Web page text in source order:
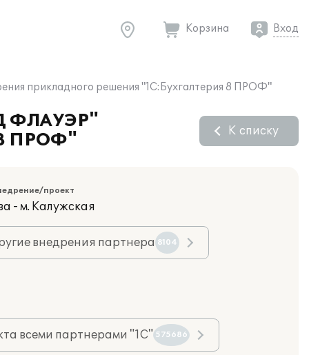
Корзина Вход
прикладного решения "1С:Бухгалтерия 8 ПРОФ"
ФЛАУЭР"
8 ПРОФ"
К списку
проект
- м. Калужская
внедрения партнера 8104
всеми партнерами "1С" 575686